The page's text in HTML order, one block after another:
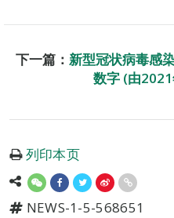
下一篇： 新型冠状病毒感
数字 (由
列印本页
NEWS-1-5-568651